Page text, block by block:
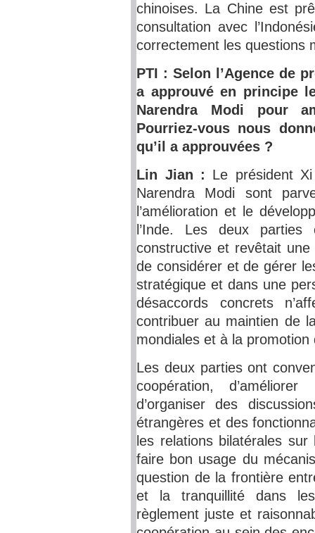
chinoises. La Chine est
consultation avec
correctement les questions
PTI : Selon l’Agence de
a approuvé en principe
Narendra Modi pour
Pourriez-vous nous
qu’il a approuvées ?
Lin Jian : Le président
Narendra Modi sont
l’amélioration et le
l’Inde. Les deux
constructive et revêtait
de considérer et de gérer
stratégique et dans une
désaccords concrets
contribuer au maintien de
mondiales et à la
Les deux parties ont
coopération,
d’organiser des
étrangères et des
les relations bilatérales
faire bon usage du
question de la frontière
et la tranquillité dans
règlement juste et